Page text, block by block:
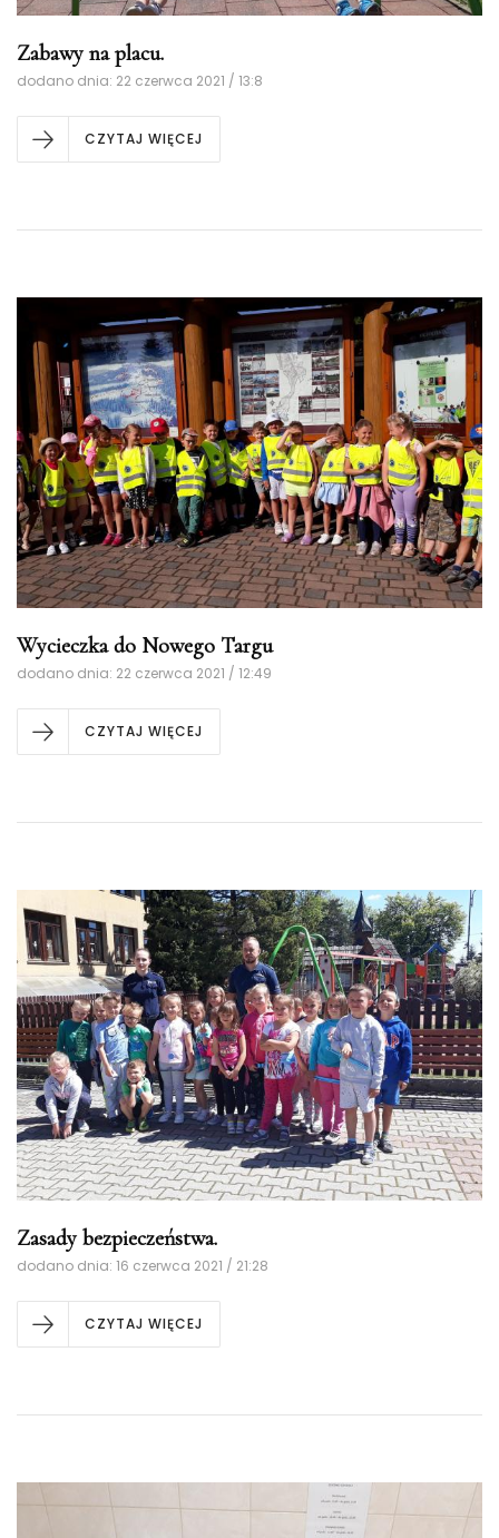
Zabawy na placu.
dodano dnia: 22 czerwca 2021 / 13:8
CZYTAJ WIĘCEJ
Wycieczka do Nowego Targu
dodano dnia: 22 czerwca 2021 / 12:49
CZYTAJ WIĘCEJ
Zasady bezpieczeństwa.
dodano dnia: 16 czerwca 2021 / 21:28
CZYTAJ WIĘCEJ